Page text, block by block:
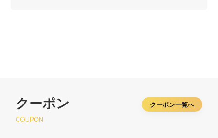
クーポン
COUPON
クーポン一覧へ